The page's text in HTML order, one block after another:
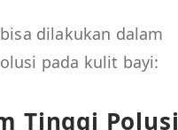
dilakukan dalam
pada kulit bayi:
Tinggi Polusi